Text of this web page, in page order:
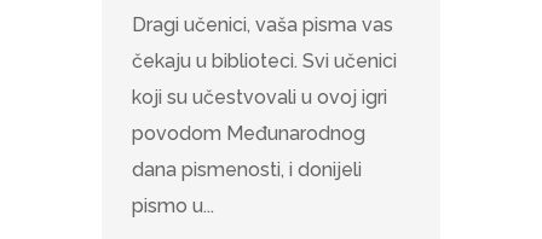
Dragi učenici, vaša pisma vas
čekaju u biblioteci. Svi učenici
koji su učestvovali u ovoj igri
povodom Međunarodnog
dana pismenosti, i donijeli
pismo u...